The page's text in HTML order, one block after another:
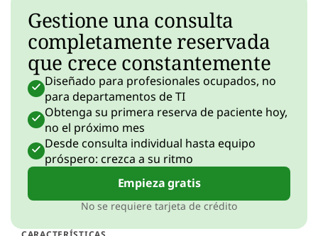
Gestione una consulta
completamente reservada
que crece constantemente
Diseñado para profesionales ocupados, no
para departamentos de TI
Obtenga su primera reserva de paciente hoy,
no el próximo mes
Desde consulta individual hasta equipo
próspero: crezca a su ritmo
Empieza gratis
No se requiere tarjeta de crédito